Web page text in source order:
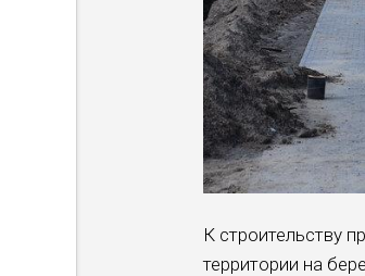
К строительству
территории на